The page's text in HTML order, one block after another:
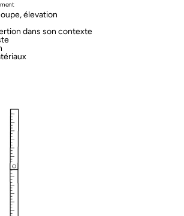
élevation
dans son contexte